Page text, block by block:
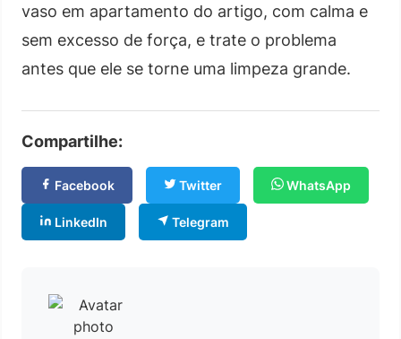
vaso em apartamento do artigo, com calma e
sem excesso de força, e trate o problema
antes que ele se torne uma limpeza grande.
Compartilhe:
Facebook Twitter WhatsApp
LinkedIn Telegram